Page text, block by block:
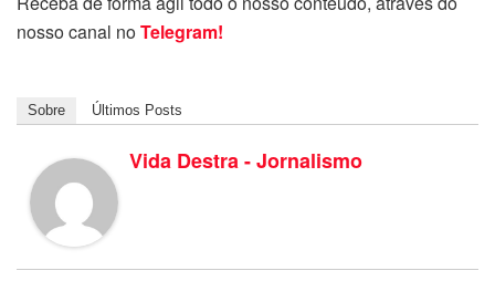
nosso canal noTelegram!
Sobre Últimos Posts
Vida Destra - Jornalismo